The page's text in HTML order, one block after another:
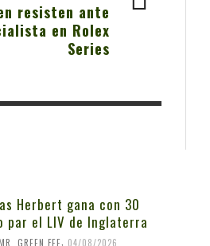
resisten ante
en Rolex
Series
Herbert gana con 30
par el LIV de Inglaterra
GREEN FEE, 04/08/2026